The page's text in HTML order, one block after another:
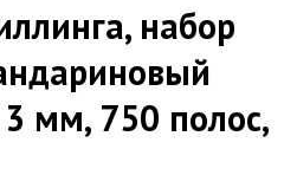
набор
мм, 750 полос,